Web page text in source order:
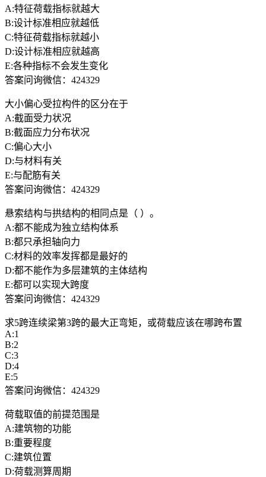
A:特征荷载指标就越大
B:设计标准相应就越低
C:特征荷载指标就越小
D:设计标准相应就越高
E:各种指标不会发生变化
答案问询微信：424329
大小偏心受拉构件的区分在于
A:截面受力状况
B:截面应力分布状况
C:偏心大小
D:与材料有关
E:与配筋有关
答案问询微信：424329
悬索结构与拱结构的相同点是（ ）。
A:都不能成为独立结构体系
B:都只承担轴向力
C:材料的效率发挥都是最好的
D:都不能作为多层建筑的主体结构
E:都可以实现大跨度
答案问询微信：424329
求5跨连续梁第3跨的最大正弯矩，或荷载应该在哪跨布置
A:1
B:2
C:3
D:4
E:5
答案问询微信：424329
荷载取值的前提范围是
A:建筑物的功能
B:重要程度
C:建筑位置
D:荷载测算周期